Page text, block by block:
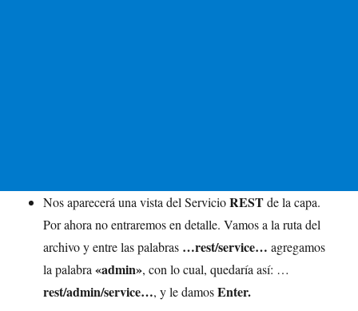
Nos aparecerá una vista del ServicioRESTde la capa.
Por ahora no entraremos en detalle. Vamos a la ruta del
archivo y entre las palabras …rest/service… agregamos
la palabra«admin», con lo cual, quedaría así: …
rest/admin/service…, y le damosEnter.